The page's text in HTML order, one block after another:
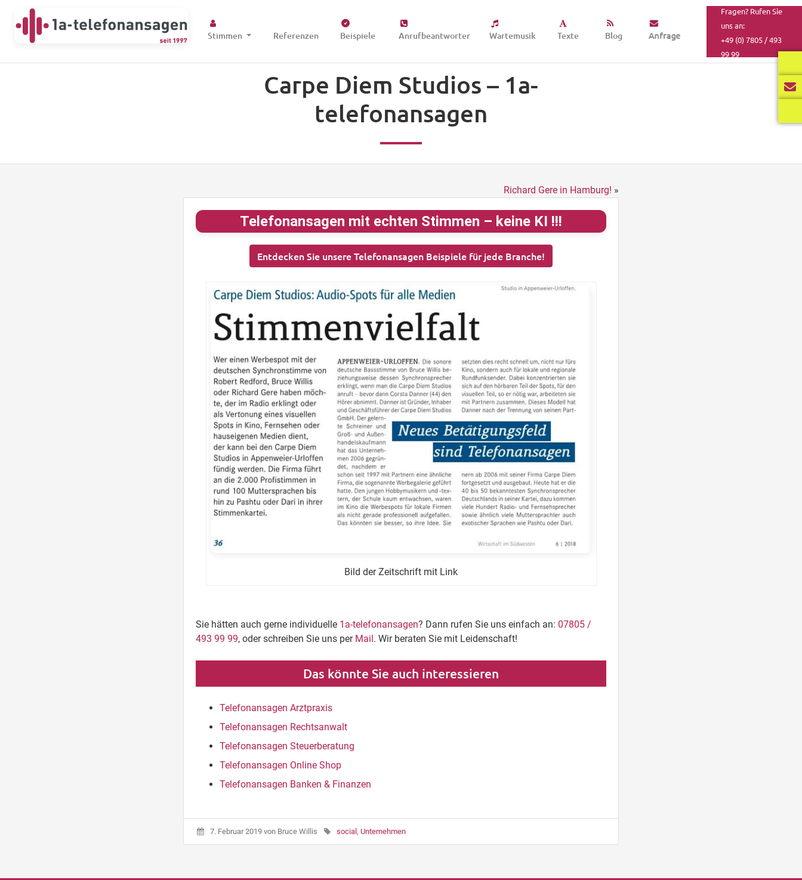
Stimmen Referenzen Beispiele Anrufbeantworter Wartemusik Texte Blog Anfrage
Fragen? Rufen Sie
uns an:
+49 (0) 7805 / 493
99 99
Carpe Diem Studios – 1a-
telefonansagen
Richard Gere in Hamburg! »
Telefonansagen mit echten Stimmen – keine KI !!!
Entdecken Sie unsere Telefonansagen Beispiele für jede Branche!
Bild der Zeitschrift mit Link
Sie hätten auch gerne individuelle 1a-telefonansagen? Dann rufen Sie uns einfach an: 07805 /
493 99 99, oder schreiben Sie uns per Mail. Wir beraten Sie mit Leidenschaft!
Das könnte Sie auch interessieren
Telefonansagen Arztpraxis
Telefonansagen Rechtsanwalt
Telefonansagen Steuerberatung
Telefonansagen Online Shop
Telefonansagen Banken & Finanzen
7. Februar 2019 von Bruce Willis social, Unternehmen